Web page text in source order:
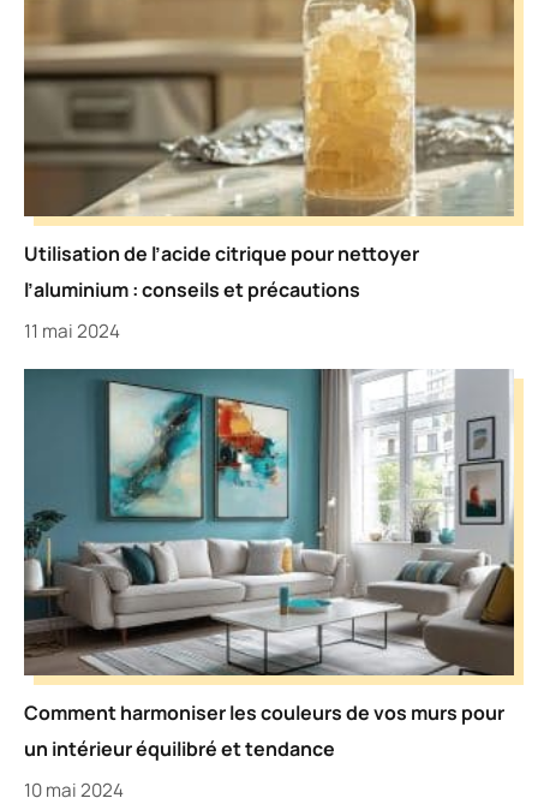
Utilisation de l’acide citrique pour nettoyer
l’aluminium : conseils et précautions
11 mai 2024
Comment harmoniser les couleurs de vos murs pour
un intérieur équilibré et tendance
10 mai 2024